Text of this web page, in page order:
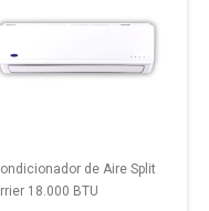
de Aire Split
18.000 BTU